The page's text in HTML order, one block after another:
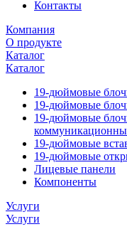
Контакты
Компания
О продукте
Каталог
Каталог
19-дюймовые
19-дюймовые
19-дюймовые
19-дюймовые
19-дюймовые
Лицевые панели
Компоненты
Услуги
Услуги